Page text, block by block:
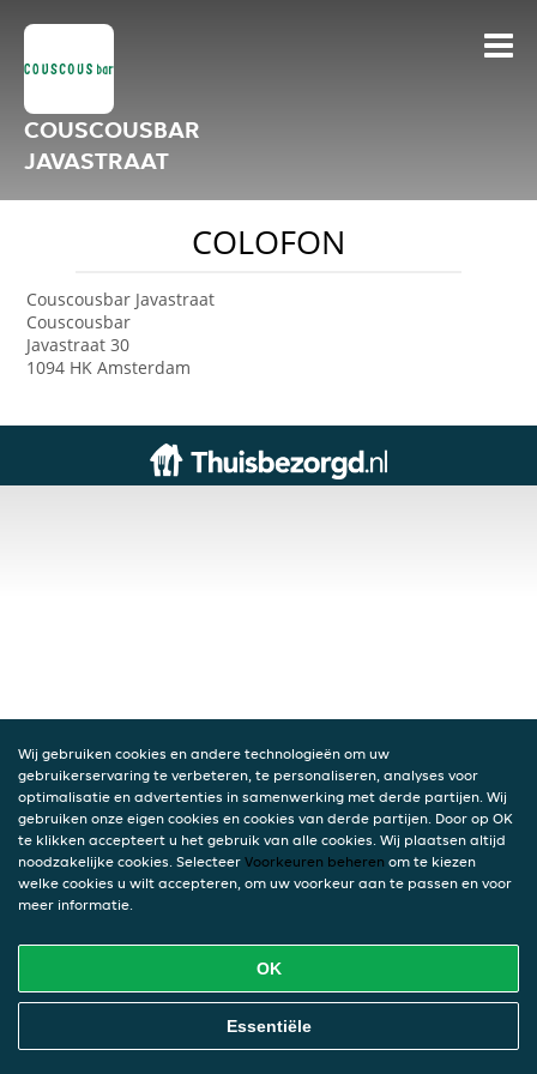
COUSCOUSBAR
JAVASTRAAT
COLOFON
Couscousbar Javastraat
Couscousbar
Javastraat 30
1094 HK Amsterdam
Wij gebruiken cookies en andere technologieën om uw
gebruikerservaring te verbeteren, te personaliseren, analyses voor
optimalisatie en advertenties in samenwerking met derde partijen. Wij
gebruiken onze eigen cookies en cookies van derde partijen. Door op OK
te klikken accepteert u het gebruik van alle cookies. Wij plaatsen altijd
noodzakelijke cookies. Selecteer Voorkeuren beheren om te kiezen
welke cookies u wilt accepteren, om uw voorkeur aan te passen en voor
meer informatie.
OK
Essentiële